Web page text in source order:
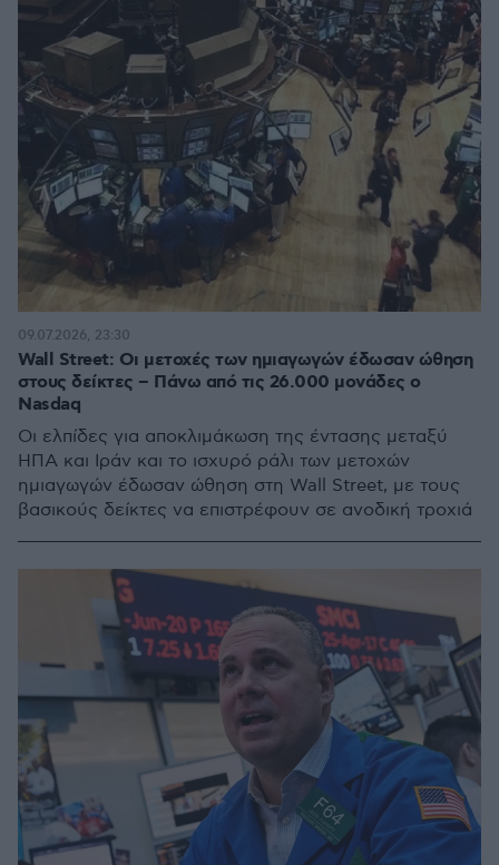
Wall Street: Οι μετοχές των ημιαγωγών έδωσαν ώθηση
στους δείκτες – Πάνω από τις 26.000 μονάδες ο
Nasdaq
Οι ελπίδες για αποκλιμάκωση της έντασης μεταξύ
ΗΠΑ και Ιράν και το ισχυρό ράλι των μετοχών
ημιαγωγών έδωσαν ώθηση στη Wall Street, με τους
βασικούς δείκτες να επιστρέφουν σε ανοδική τροχιά
09.07.2026, 23:30